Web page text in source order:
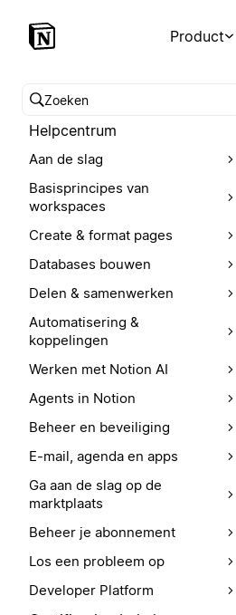
Product
Zoeken in het Helpcentrum
Helpcentrum
Aan de slag
Basisprincipes van
workspaces
Create & format pages
Databases bouwen
Delen & samenwerken
Automatisering &
koppelingen
Werken met Notion AI
Agents in Notion
Beheer en beveiliging
E-mail, agenda en apps
Ga aan de slag op de
marktplaats
Beheer je abonnement
Los een probleem op
Developer Platform